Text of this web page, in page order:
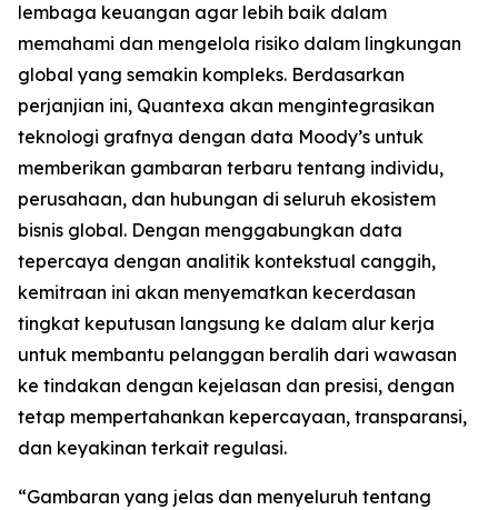
lembaga keuangan agar lebih baik dalam
memahami dan mengelola risiko dalam lingkungan
global yang semakin kompleks. Berdasarkan
perjanjian ini, Quantexa akan mengintegrasikan
teknologi grafnya dengan data Moody’s untuk
memberikan gambaran terbaru tentang individu,
perusahaan, dan hubungan di seluruh ekosistem
bisnis global. Dengan menggabungkan data
tepercaya dengan analitik kontekstual canggih,
kemitraan ini akan menyematkan kecerdasan
tingkat keputusan langsung ke dalam alur kerja
untuk membantu pelanggan beralih dari wawasan
ke tindakan dengan kejelasan dan presisi, dengan
tetap mempertahankan kepercayaan, transparansi,
dan keyakinan terkait regulasi.
“Gambaran yang jelas dan menyeluruh tentang